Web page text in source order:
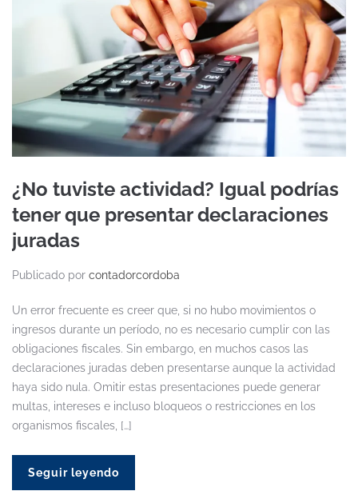
¿No tuviste actividad? Igual podrías
tener que presentar declaraciones
juradas
Publicado por contadorcordoba
Un error frecuente es creer que, si no hubo movimientos o
ingresos durante un período, no es necesario cumplir con las
obligaciones fiscales. Sin embargo, en muchos casos las
declaraciones juradas deben presentarse aunque la actividad
haya sido nula. Omitir estas presentaciones puede generar
multas, intereses e incluso bloqueos o restricciones en los
organismos fiscales, […]
Seguir leyendo